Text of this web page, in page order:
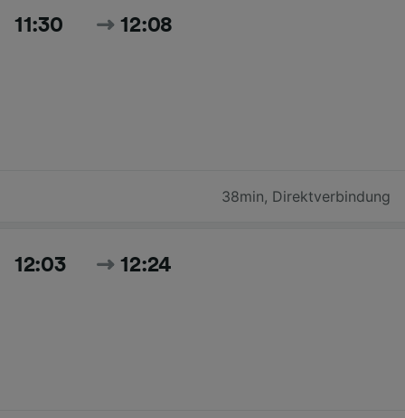
11:30 12:08
38min, Direktverbindung
12:03 12:24